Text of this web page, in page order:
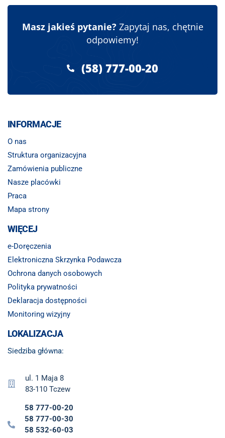
Masz jakieś pytanie?Zapytaj nas, chętnie
odpowiemy!
(58) 777-00-20
INFORMACJE
O nas
Struktura organizacyjna
Zamówienia publiczne
Nasze placówki
Praca
Mapa strony
WIĘCEJ
e-Doręczenia
Elektroniczna Skrzynka Podawcza
Ochrona danych osobowych
Polityka prywatności
Deklaracja dostępności
Monitoring wizyjny
LOKALIZACJA
Siedziba główna:
ul. 1 Maja 8
83-110 Tczew
58 777-00-20
58 777-00-30
58 532-60-03